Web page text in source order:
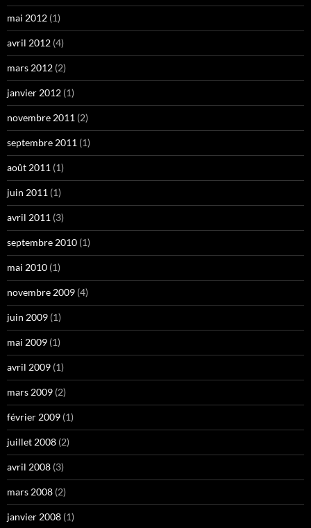
mai 2012 (1)
avril 2012 (4)
mars 2012 (2)
janvier 2012 (1)
novembre 2011 (2)
septembre 2011 (1)
août 2011 (1)
juin 2011 (1)
avril 2011 (3)
septembre 2010 (1)
mai 2010 (1)
novembre 2009 (4)
juin 2009 (1)
mai 2009 (1)
avril 2009 (1)
mars 2009 (2)
février 2009 (1)
juillet 2008 (2)
avril 2008 (3)
mars 2008 (2)
janvier 2008 (1)